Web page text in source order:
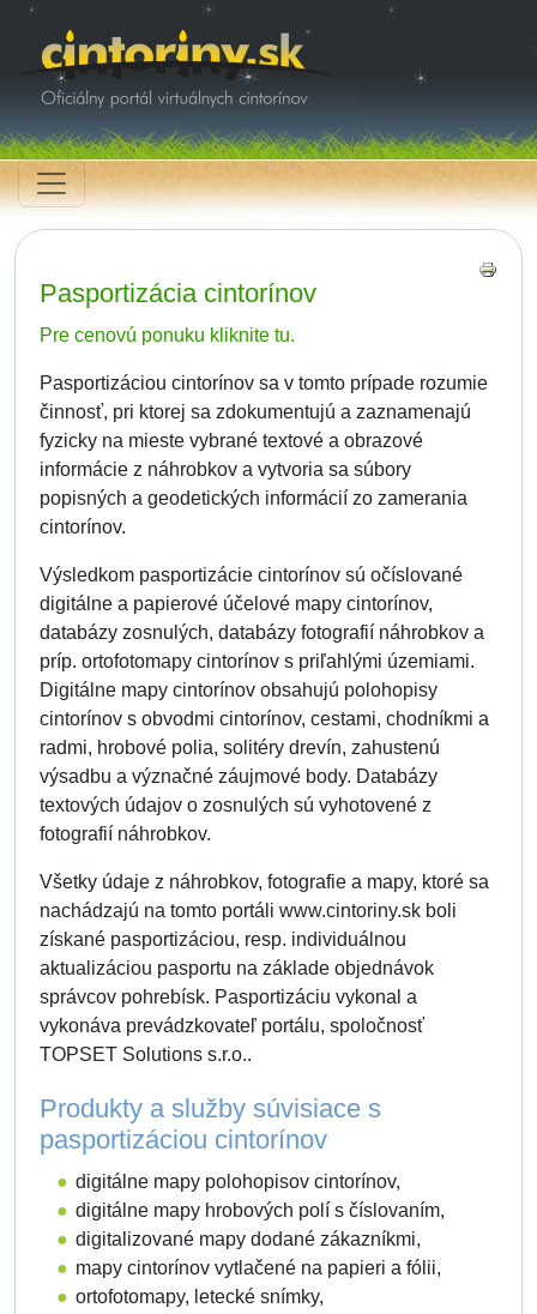
Pasportizácia cintorínov
Pre cenovú ponuku kliknite tu.
Pasportizáciou cintorínov sa v tomto prípade rozumie
činnosť, pri ktorej sa zdokumentujú a zaznamenajú
fyzicky na mieste vybrané textové a obrazové
informácie z náhrobkov a vytvoria sa súbory
popisných a geodetických informácií zo zamerania
cintorínov.
Výsledkom pasportizácie cintorínov sú očíslované
digitálne a papierové účelové mapy cintorínov,
databázy zosnulých, databázy fotografií náhrobkov a
príp. ortofotomapy cintorínov s priľahlými územiami.
Digitálne mapy cintorínov obsahujú polohopisy
cintorínov s obvodmi cintorínov, cestami, chodníkmi a
radmi, hrobové polia, solitéry drevín, zahustenú
výsadbu a význačné záujmové body. Databázy
textových údajov o zosnulých sú vyhotovené z
fotografií náhrobkov.
Všetky údaje z náhrobkov, fotografie a mapy, ktoré sa
nachádzajú na tomto portáli www.cintoriny.sk boli
získané pasportizáciou, resp. individuálnou
aktualizáciou pasportu na základe objednávok
správcov pohrebísk. Pasportizáciu vykonal a
vykonáva prevádzkovateľ portálu, spoločnosť
TOPSET Solutions s.r.o..
Produkty a služby súvisiace s
pasportizáciou cintorínov
digitálne mapy polohopisov cintorínov,
digitálne mapy hrobových polí s číslovaním,
digitalizované mapy dodané zákazníkmi,
mapy cintorínov vytlačené na papieri a fólii,
ortofotomapy, letecké snímky,